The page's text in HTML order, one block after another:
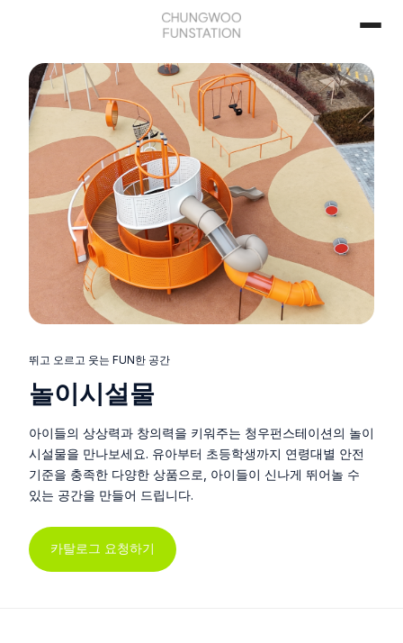
뛰고 오르고 웃는 FUN한 공간
놀이시설물
아이들의 상상력과 창의력을 키워주는 청우펀스테이션의 놀이
시설물을 만나보세요. 유아부터 초등학생까지 연령대별 안전
기준을 충족한 다양한 상품으로, 아이들이 신나게 뛰어놀 수
있는 공간을 만들어 드립니다.
카탈로그 요청하기